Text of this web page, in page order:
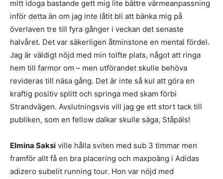
mitt idoga bastande gett mig lite bättre värmeanpassning
inför detta än om jag inte låtit bli att bänka mig på
överlaven tre till fyra gånger i veckan det senaste
halvåret. Det var säkerligen åtminstone en mental fördel.
Jag är väldigt nöjd med min tolfte plats, något att ringa
hem till farmor om – men utförandet skulle behöva
revideras till näsa gång. Det är inte så kul att göra en
kraftig positiv splitt och springa med skam förbi
Strandvägen. Avslutningsvis vill jag ge ett stort tack till
publiken, som en fellow dalkar skulle säga, Ståpäls!
Elmina Saksi ville hålla sviten med sub 3 timmar men
framför allt få en bra placering och maxpoäng i Adidas
adizero subelit running tour. Hon var nöjd med